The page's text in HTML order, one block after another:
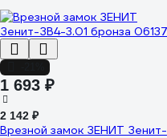
1 693 ₽
2 142 ₽
Врезной замок ЗЕНИТ Зенит-